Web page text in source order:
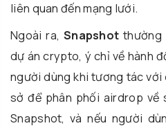
liên quan đến mạng lưới.
Ngoài ra, Snapshotthường
dự án crypto, ý chỉ về hành
người dùng khi tương tác với
sở để phân phối airdrop về
Snapshot, và nếu người